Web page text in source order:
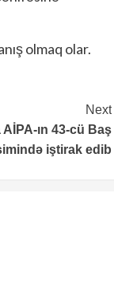
olmaq olar.
Next
ın 43-cü Baş
iştirak edib